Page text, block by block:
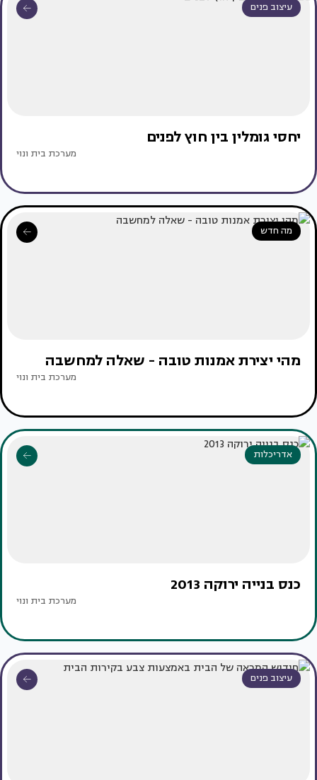
עיצוב פנים
יחסי גומלין בין חוץ לפנים
מערכת בית ונוי
מה חדש
מהי יצירת אמנות טובה - שאלה למחשבה
מערכת בית ונוי
אדריכלות
כנס בנייה ירוקה 2013
מערכת בית ונוי
עיצוב פנים